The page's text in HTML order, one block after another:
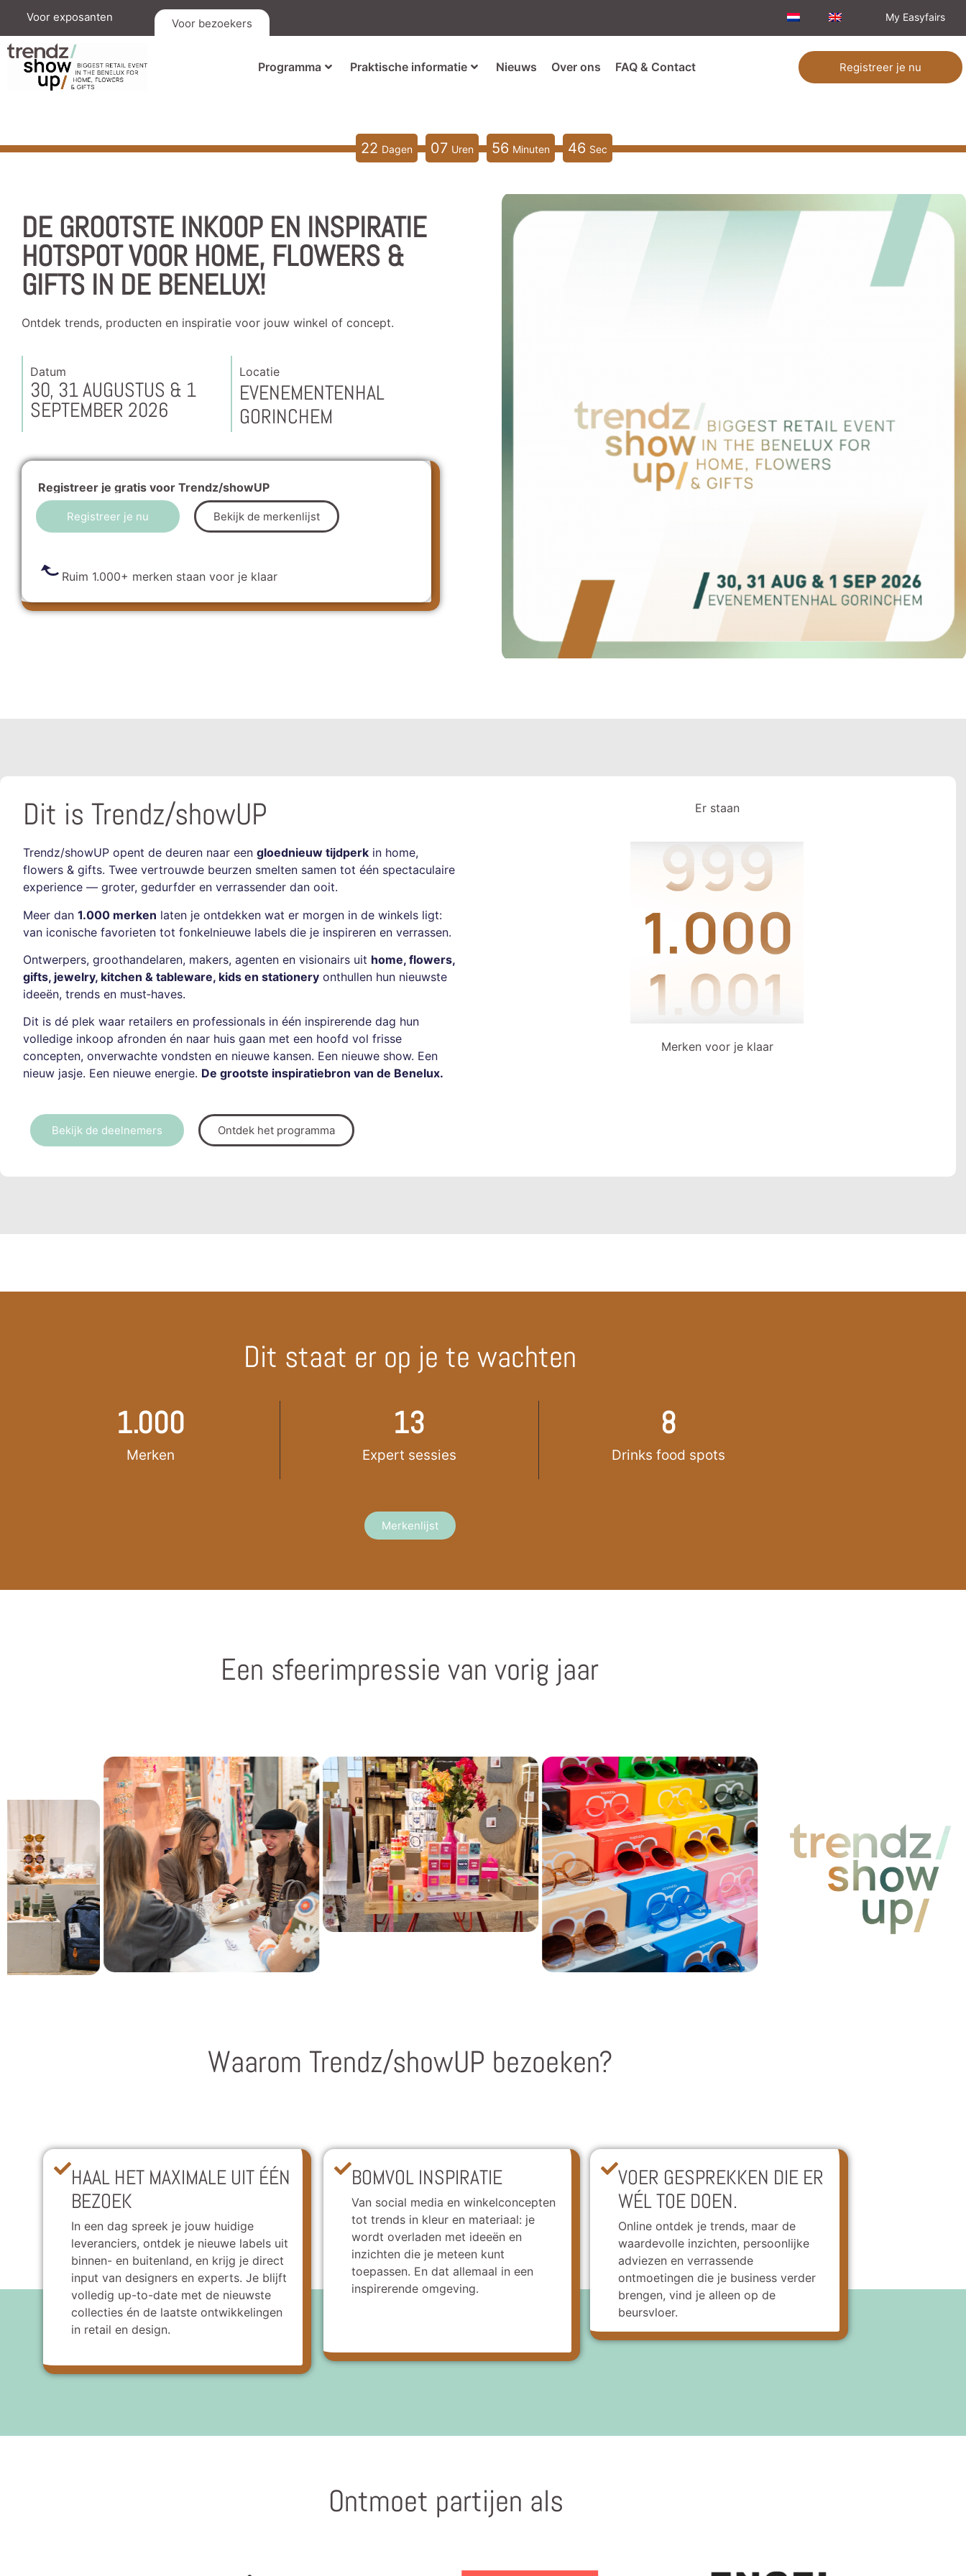
Voor exposanten Voor bezoekers My Easyfairs
Programma Praktische informatie Nieuws Over ons FAQ & Contact Registreer je nu
22 Dagen 07 Uren 56 Minuten 44 Sec
DE GROOTSTE INKOOP EN INSPIRATIE
HOTSPOT VOOR HOME, FLOWERS &
GIFTS IN DE BENELUX!
Ontdek trends, producten en inspiratie voor jouw winkel of concept.
Datum
30, 31 AUGUSTUS & 1
SEPTEMBER 2026
Locatie
EVENEMENTENHAL
GORINCHEM
Registreer je gratis voor Trendz/showUP
Registreer je nu Bekijk de merkenlijst
Ruim 1.000+ merken staan voor je klaar
Dit is Trendz/showUP
Trendz/showUP opent de deuren naar een gloednieuw tijdperk in home,
flowers & gifts. Twee vertrouwde beurzen smelten samen tot één spectaculaire
experience — groter, gedurfder en verrassender dan ooit.
Meer dan 1.000 merken laten je ontdekken wat er morgen in de winkels ligt:
van iconische favorieten tot fonkelnieuwe labels die je inspireren en verrassen.
Ontwerpers, groothandelaren, makers, agenten en visionairs uit home, flowers,
gifts, jewelry, kitchen & tableware, kids en stationery onthullen hun nieuwste
ideeën, trends en must‑haves.
Dit is dé plek waar retailers en professionals in één inspirerende dag hun
volledige inkoop afronden én naar huis gaan met een hoofd vol frisse
concepten, onverwachte vondsten en nieuwe kansen. Een nieuwe show. Een
nieuw jasje. Een nieuwe energie. De grootste inspiratiebron van de Benelux.
Bekijk de deelnemers Ontdek het programma
Er staan
Merken voor je klaar
Dit staat er op je te wachten
Merken
1.000
Expert sessies
13
Drinks food spots
8
Merkenlijst
Een sfeerimpressie van vorig jaar
Waarom Trendz/showUP bezoeken?
HAAL HET MAXIMALE UIT ÉÉN
BEZOEK
In een dag spreek je jouw huidige
leveranciers, ontdek je nieuwe labels uit
binnen- en buitenland, en krijg je direct
input van designers en experts. Je blijft
volledig up-to-date met de nieuwste
collecties én de laatste ontwikkelingen
in retail en design.
BOMVOL INSPIRATIE
Van social media en winkelconcepten
tot trends in kleur en materiaal: je
wordt overladen met ideeën en
inzichten die je meteen kunt
toepassen. En dat allemaal in een
inspirerende omgeving.
VOER GESPREKKEN DIE ER
WÉL TOE DOEN.
Online ontdek je trends, maar de
waardevolle inzichten, persoonlijke
adviezen en verrassende
ontmoetingen die je business verder
brengen, vind je alleen op de
beursvloer.
Ontmoet partijen als